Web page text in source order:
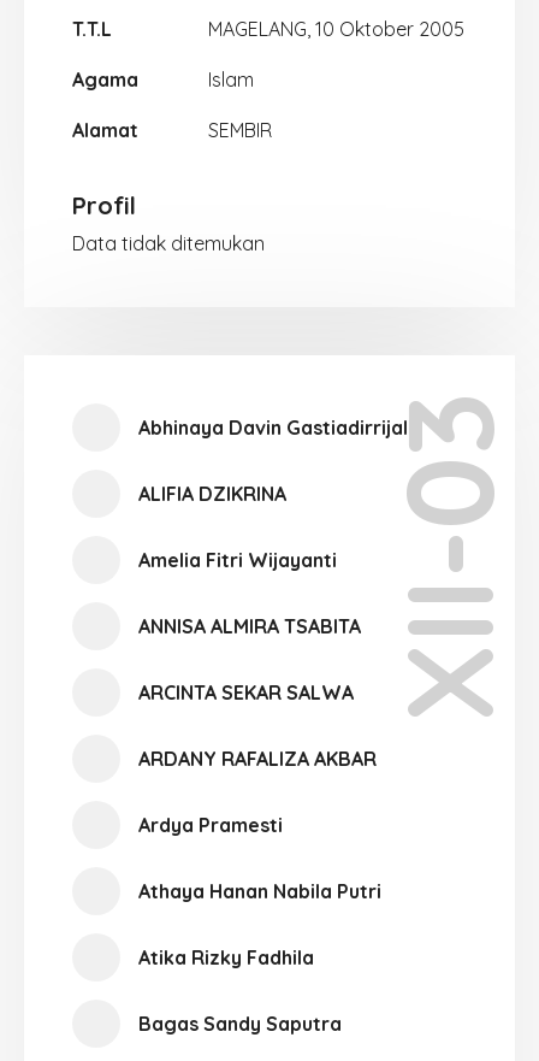
T.T.L MAGELANG, 10 Oktober 2005
Agama Islam
Alamat SEMBIR
Profil
Data tidak ditemukan
XII-03
Abhinaya Davin Gastiadirrijal
ALIFIA DZIKRINA
Amelia Fitri Wijayanti
ANNISA ALMIRA TSABITA
ARCINTA SEKAR SALWA
ARDANY RAFALIZA AKBAR
Ardya Pramesti
Athaya Hanan Nabila Putri
Atika Rizky Fadhila
Bagas Sandy Saputra